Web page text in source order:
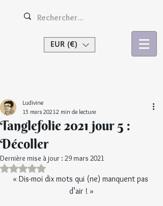
EUR (€)
Tanglefolie 2021 jour 5 :
Décoller
Ludivine
15 mars 20212 min de lecture
Dernière mise à jour : 29 mars 2021
Noté NaN étoiles sur 5.
« Dis-moi dix mots qui (ne) manquent pas
d’air ! »